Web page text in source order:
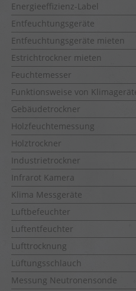
Energieeffizienz-Label
Entfeuchtungsgeräte
Entfeuchtungsgeräte mieten
Estrichtrockner mieten
Feuchtemesser
Funktionsweise von
Gebäudetrockner
Holzfeuchtemessung
Holztrockner
Industrietrockner
Infrarot Kamera
Klima Messgeräte
Luftbefeuchter
Luftentfeuchter
Lufttrocknung
Lüftungsschlauch
Messung Neutronensonde